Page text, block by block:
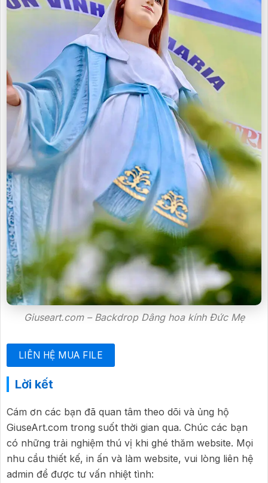
Giuseart.com – Backdrop Dâng hoa kính Đức Mẹ
LIÊN HỆ MUA FILE
Lời kết
Cám ơn các bạn đã quan tâm theo dõi và ủng hộ
GiuseArt.com trong suốt thời gian qua. Chúc các bạn
có những trải nghiệm thú vị khi ghé thăm website. Mọi
nhu cầu thiết kế, in ấn và làm website, vui lòng liên hệ
admin để được tư vấn nhiệt tình: